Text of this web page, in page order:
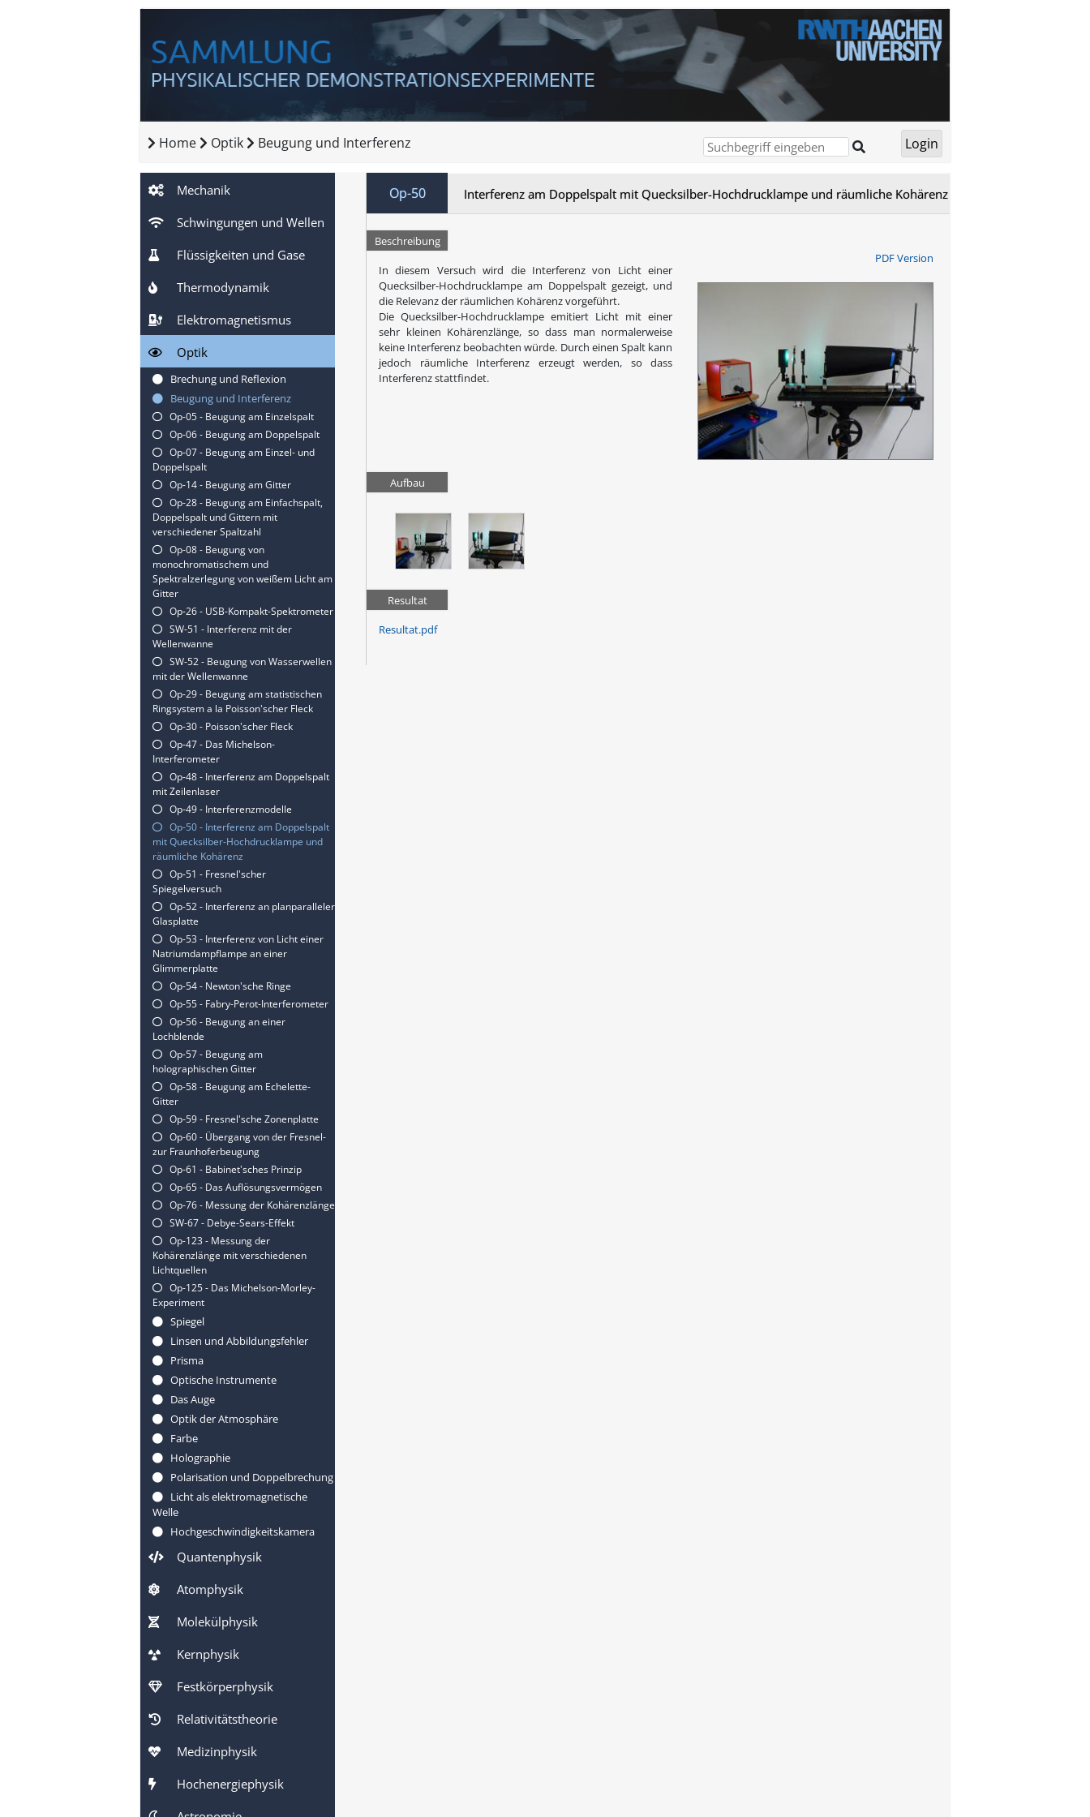
Home Optik Beugung und Interferenz
Mechanik
Schwingungen und Wellen
Flüssigkeiten und Gase
Thermodynamik
Elektromagnetismus
Optik
Brechung und Reflexion
Beugung und Interferenz
Op-05 - Beugung am Einzelspalt
Op-06 - Beugung am Doppelspalt
Op-07 - Beugung am Einzel- und
Doppelspalt
Op-14 - Beugung am Gitter
Op-28 - Beugung am Einfachspalt,
Doppelspalt und Gittern mit
verschiedener Spaltzahl
Op-08 - Beugung von
monochromatischem und
Spektralzerlegung von weißem Licht am
Gitter
Op-26 - USB-Kompakt-Spektrometer
SW-51 - Interferenz mit der
Wellenwanne
SW-52 - Beugung von Wasserwellen
mit der Wellenwanne
Op-29 - Beugung am statistischen
Ringsystem a la Poisson'scher Fleck
Op-30 - Poisson'scher Fleck
Op-47 - Das Michelson-
Interferometer
Op-48 - Interferenz am Doppelspalt
mit Zeilenlaser
Op-49 - Interferenzmodelle
Op-50 - Interferenz am Doppelspalt
mit Quecksilber-Hochdrucklampe und
räumliche Kohärenz
Op-51 - Fresnel'scher
Spiegelversuch
Op-52 - Interferenz an planparalleler
Glasplatte
Op-53 - Interferenz von Licht einer
Natriumdampflampe an einer
Glimmerplatte
Op-54 - Newton'sche Ringe
Op-55 - Fabry-Perot-Interferometer
Op-56 - Beugung an einer
Lochblende
Op-57 - Beugung am
holographischen Gitter
Op-58 - Beugung am Echelette-
Gitter
Op-59 - Fresnel'sche Zonenplatte
Op-60 - Übergang von der Fresnel-
zur Fraunhoferbeugung
Op-61 - Babinet'sches Prinzip
Op-65 - Das Auflösungsvermögen
Op-76 - Messung der Kohärenzlänge
SW-67 - Debye-Sears-Effekt
Op-123 - Messung der
Kohärenzlänge mit verschiedenen
Lichtquellen
Op-125 - Das Michelson-Morley-
Experiment
Spiegel
Linsen und Abbildungsfehler
Prisma
Optische Instrumente
Das Auge
Optik der Atmosphäre
Farbe
Holographie
Polarisation und Doppelbrechung
Licht als elektromagnetische
Welle
Hochgeschwindigkeitskamera
Quantenphysik
Atomphysik
Molekülphysik
Kernphysik
Festkörperphysik
Relativitätstheorie
Medizinphysik
Hochenergiephysik
Op-50 Interferenz am Doppelspalt mit Quecksilber-Hochdrucklampe und räumliche Kohärenz
Beschreibung
PDF Version
In diesem Versuch wird die Interferenz von Licht einer
Quecksilber-Hochdrucklampe am Doppelspalt gezeigt, und
die Relevanz der räumlichen Kohärenz vorgeführt.
Die Quecksilber-Hochdrucklampe emitiert Licht mit einer
sehr kleinen Kohärenzlänge, so dass man normalerweise
keine Interferenz beobachten würde. Durch einen Spalt kann
jedoch räumliche Interferenz erzeugt werden, so dass
Interferenz stattfindet.
Aufbau
Resultat
Resultat.pdf